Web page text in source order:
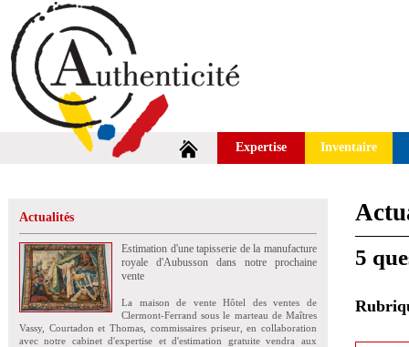
Expertise Inventaire
Actualités
Estimation d'une tapisserie de la manufacture
royale d'Aubusson dans notre prochaine
vente
La maison de vente Hôtel des ventes de
Clermont-Ferrand sous le marteau de Maîtres
Vassy, Courtadon et Thomas, commissaires priseur, en collaboration
avec notre cabinet d'expertise et d'estimation gratuite vendra aux
5